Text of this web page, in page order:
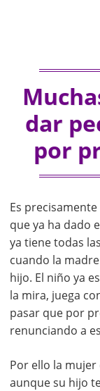
dar
por
Es
que ya ha dado
ya tiene todas
cuando la
hijo. El niño ya
la mira, juega
pasar que por
renunciando a
Por ello la
aunque su hijo